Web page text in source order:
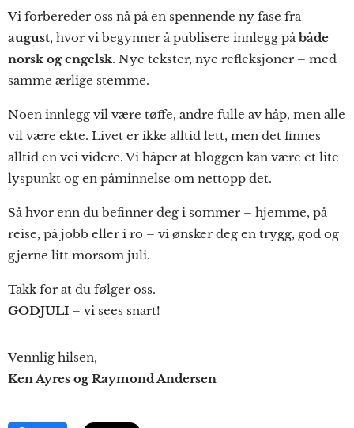
Vi forbereder oss nå på en spennende ny fase fra
august, hvor vi begynner å publisere innlegg påbåde
norsk og engelsk. Nye tekster, nye refleksjoner – med
samme ærlige stemme.
Noen innlegg vil være tøffe, andre fulle av håp, men alle
vil være ekte. Livet er ikke alltid lett, men det finnes
alltid en vei videre. Vi håper at bloggen kan være et lite
lyspunkt og en påminnelse om nettopp det.
Så hvor enn du befinner deg i sommer – hjemme, på
reise, på jobb eller i ro – vi ønsker deg en trygg, god og
gjerne litt morsom juli.
Takk for at du følger oss.
GODJULI – vi sees snart!
Vennlig hilsen,
Ken Ayres og Raymond Andersen